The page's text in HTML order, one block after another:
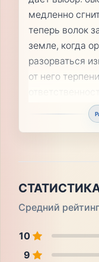
медленно
теперь волок
земле, когда
разорваться
от него
Средний
10
9